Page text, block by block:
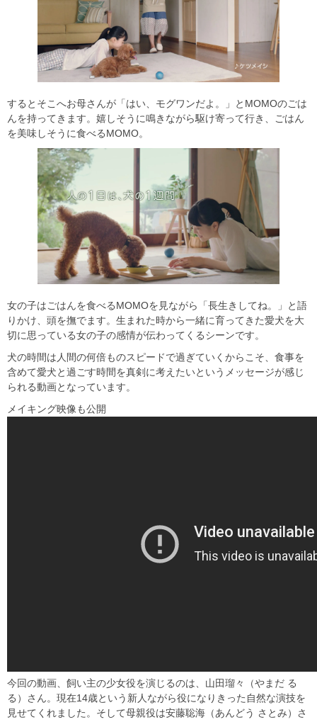
するとそこへお母さんが「はい、モグワンだよ。」とMOMOのごは
んを持ってきます。嬉しそうに鳴きながら駆け寄って行き、ごはん
を美味しそうに食べるMOMO。
女の子はごはんを食べるMOMOを見ながら「長生きしてね。」と語
りかけ、頭を撫でます。生まれた時から一緒に育ってきた愛犬を大
切に思っている女の子の感情が伝わってくるシーンです。
犬の時間は人間の何倍ものスピードで過ぎていくからこそ、食事を
含めて愛犬と過ごす時間を真剣に考えたいというメッセージが感じ
られる動画となっています。
メイキング映像も公開
今回の動画、飼い主の少女役を演じるのは、山田瑠々（やまだ る
る）さん。現在14歳という新人ながら役になりきった自然な演技を
見せてくれました。そして母親役は安藤聡海（あんどう さとみ）さ